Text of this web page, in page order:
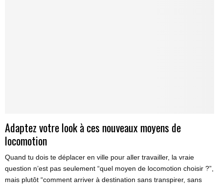
Adaptez votre look à ces nouveaux moyens de
locomotion
Quand tu dois te déplacer en ville pour aller travailler, la vraie
question n’est pas seulement “quel moyen de locomotion choisir ?”,
mais plutôt “comment arriver à destination sans transpirer, sans